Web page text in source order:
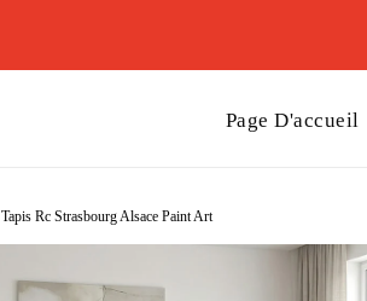
Page D'accueil
Tapis Rc Strasbourg Alsace Paint Art